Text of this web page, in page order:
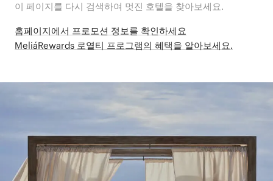
이 페이지를 다시 검색하여 멋진 호텔을 찾아보세요.
홈페이지에서 프로모션 정보를 확인하세요
MeliáRewards 로열티 프로그램의 혜택을 알아보세요.